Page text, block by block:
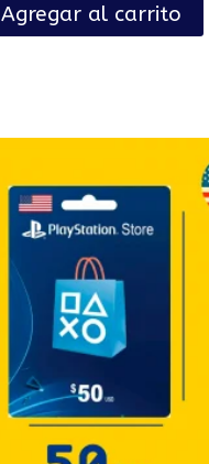
Agregar al carrito